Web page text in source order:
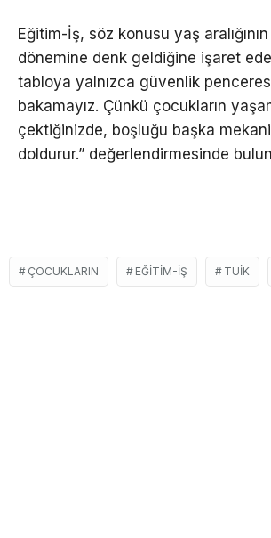
Eğitim-İş, söz konusu yaş
dönemine denk geldiğine işaret
tabloya yalnızca güvenlik
bakamayız. Çünkü çocukların
çektiğinizde, boşluğu başka
doldurur.” değerlendirmesinde
ÇOCUKLARIN EĞITIM-İŞ TÜIK